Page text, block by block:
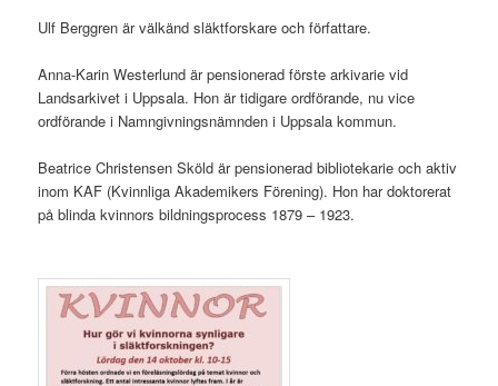
Ulf Berggren är välkänd släktforskare och författare.
Anna-Karin Westerlund är pensionerad förste arkivarie vid
Landsarkivet i Uppsala. Hon är tidigare ordförande, nu vice
ordförande i Namngivningsnämnden i Uppsala kommun.
Beatrice Christensen Sköld är pensionerad bibliotekarie och aktiv
inom KAF (Kvinnliga Akademikers Förening). Hon har doktorerat
på blinda kvinnors bildningsprocess 1879 – 1923.